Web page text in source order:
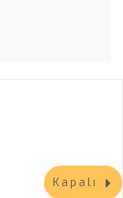
Kapalı